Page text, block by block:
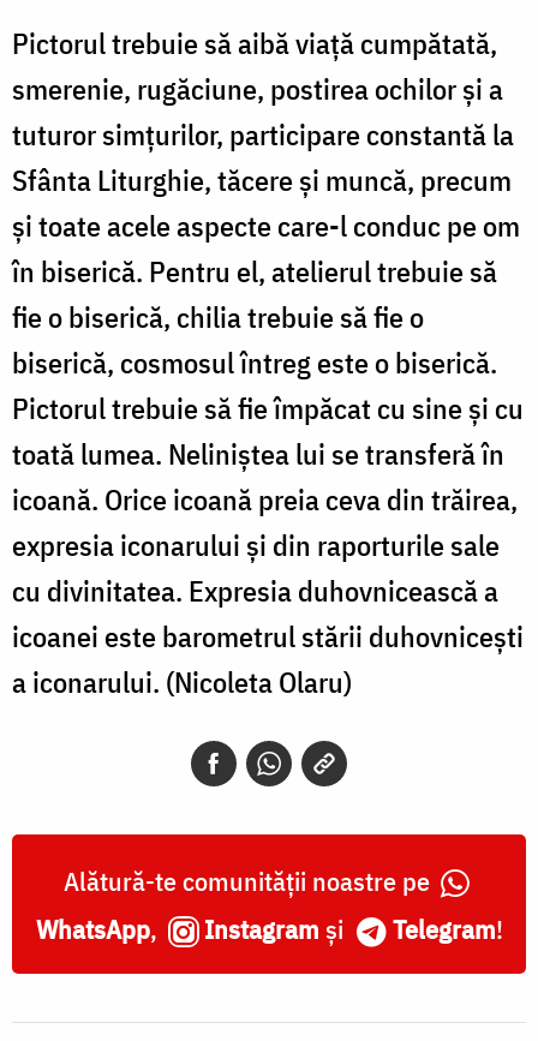
Pictorul trebuie să aibă viaţă cumpătată,
smerenie, rugăciune, postirea ochilor şi a
tuturor simţurilor, participare constantă la
Sfânta Liturghie, tăcere şi muncă, precum
şi toate acele aspecte care-l conduc pe om
în biserică. Pentru el, atelierul trebuie să
fie o biserică, chilia trebuie să fie o
biserică, cosmosul întreg este o biserică.
Pictorul trebuie să fie împăcat cu sine şi cu
toată lumea. Neliniştea lui se transferă în
icoană. Orice icoană preia ceva din trăirea,
expresia iconarului şi din raporturile sale
cu divinitatea. Expresia duhovnicească a
icoanei este barometrul stării duhovniceşti
a iconarului. (Nicoleta Olaru)
Alătură-te comunității noastre pe
WhatsApp, Instagram și Telegram!